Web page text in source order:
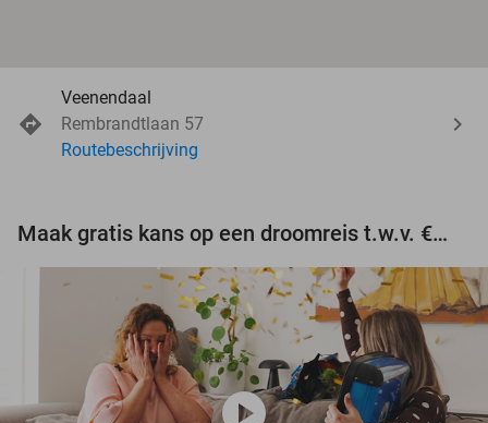
Veenendaal
Rembrandtlaan 57
Routebeschrijving
Maak gratis kans op een droomreis t.w.v. €3.000!